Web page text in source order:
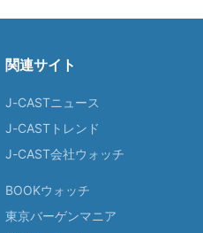
関連サイト
J-CASTニュース
J-CASTトレンド
J-CAST会社ウォッチ
BOOKウォッチ
東京バーゲンマニア